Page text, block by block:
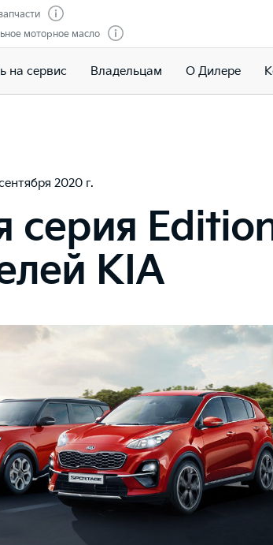
моторное масло
на сервис Владельцам О Дилере
2020 г.
серия
KIA